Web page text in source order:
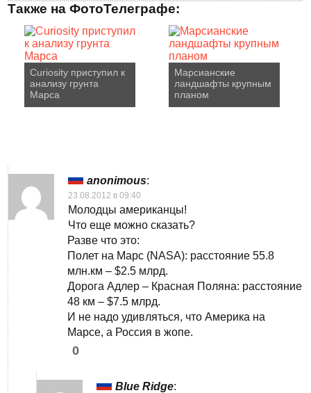
Также на ФотоТелеграфе:
Curiosity приступил к
анализу грунта
Марса
Марсианские
ландшафты крупным
планом
anonimous:
23.08.2012 в 09:40
Молодцы американцы!
Что еще можно сказать?
Разве что это:
Полет на Марс (NASA): расстояние 55.8
млн.км – $2.5 млрд.
Дорога Адлер – Красная Поляна: расстояние
48 км – $7.5 млрд.
И не надо удивляться, что Америка на
Марсе, а Россия в жопе.
0
Blue Ridge: